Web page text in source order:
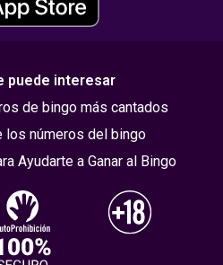
puede interesar
de bingo más cantados
los números del bingo
Ayudarte a Ganar al Bingo